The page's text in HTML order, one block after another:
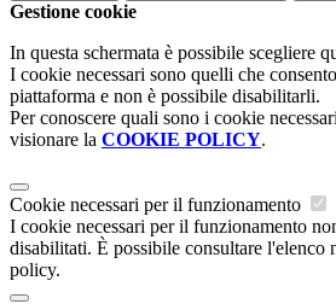
Gestione cookie
In questa schermata è possibile scegliere
I cookie necessari sono quelli che
piattaforma e non è possibile disabilitarli.
Per conoscere quali sono i cookie
visionare la COOKIE POLICY.
Cookie necessari per il funzionamento
I cookie necessari per il funzionamento
disabilitati. È possibile consultare l'elenco
policy.